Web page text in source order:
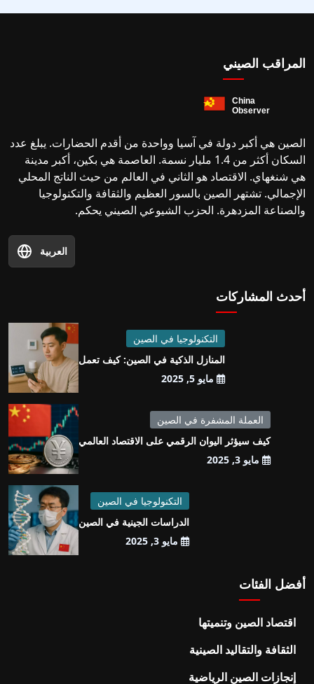
المراقب الصيني
الصين هي أكبر دولة في آسيا وواحدة من أقدم الحضارات. يبلغ عدد
السكان أكثر من 1.4 مليار نسمة. العاصمة هي بكين، أكبر مدينة
هي شنغهاي. الاقتصاد هو الثاني في العالم من حيث الناتج المحلي
الإجمالي. تشتهر الصين بالسور العظيم والثقافة والتكنولوجيا
والصناعة المزدهرة. الحزب الشيوعي الصيني يحكم.
العربية
أحدث المشاركات
التكنولوجيا في الصين
المنازل الذكية في الصين: كيف تعمل
مايو 5, 2025
العملة المشفرة في الصين
كيف سيؤثر اليوان الرقمي على الاقتصاد العالمي
مايو 3, 2025
التكنولوجيا في الصين
الدراسات الجينية في الصين
مايو 3, 2025
أفضل الفئات
اقتصاد الصين وتنميتها
الثقافة والتقاليد الصينية
إنجازات الصين الرياضية